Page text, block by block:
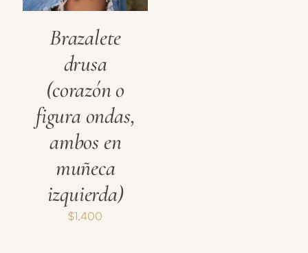
Brazalete
drusa
(corazón o
figura ondas,
ambos en
muñeca
izquierda)
$1,400